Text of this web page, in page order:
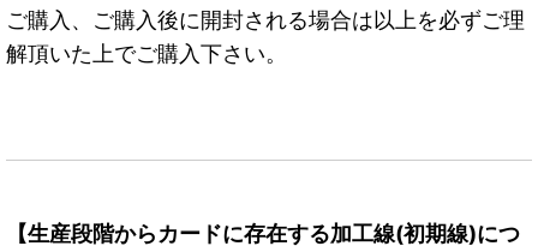
ご購入、ご購入後に開封される場合は以上を必ずご理
解頂いた上でご購入下さい。
【生産段階からカードに存在する加工線(初期線)につ